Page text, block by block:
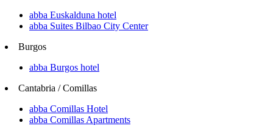
abba Euskalduna hotel
abba Suites Bilbao City Center
Burgos
abba Burgos hotel
Cantabria / Comillas
abba Comillas Hotel
abba Comillas Apartments